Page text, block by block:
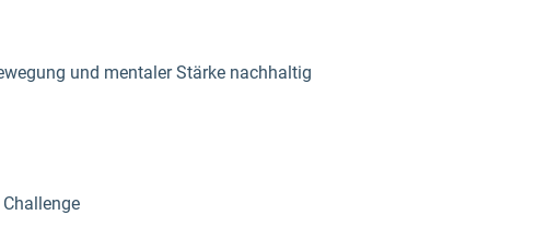
und mentaler Stärke nachhaltig